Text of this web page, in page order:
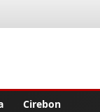
Cirebon